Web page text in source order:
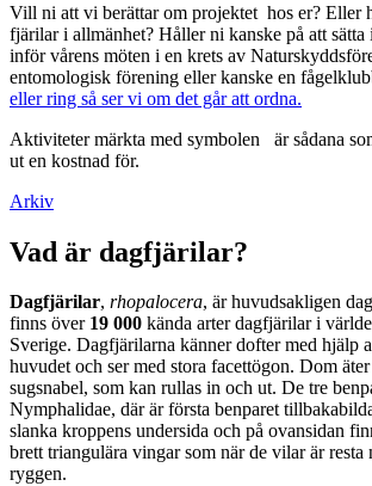
Vill ni att vi berättar om projektet hos er? Eller
fjärilar i allmänhet? Håller ni kanske på att sätta
inför vårens möten i en krets av
entomologisk förening eller kanske en
eller ring så ser vi om det går att ordna.
Aktiviteter märkta med symbolen
är sådana
ut en kostnad för.
Arkiv
Vad är dagfjärilar?
Dagfjärilar, rhopalocera, är huvudsakligen
finns över 19 000 kända arter dagfjärilar i
Sverige. Dagfjärilarna känner dofter med hjälp
huvudet och ser med stora facettögon. Dom
sugsnabel, som kan rullas in och ut. De tre
Nymphalidae, där är första benparet
slanka kroppens undersida och på ovansidan
brett triangulära vingar som när de vilar är resta
ryggen.